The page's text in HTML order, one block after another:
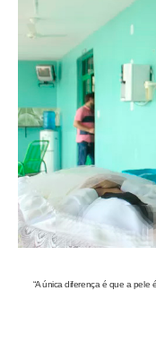
“A única diferença é que a pele